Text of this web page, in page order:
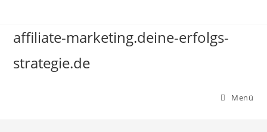
springen
affiliate-marketing.deine-erfolgs-
strategie.de
Menü